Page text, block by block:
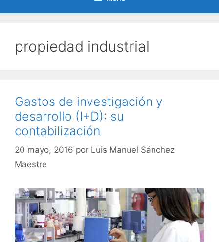
propiedad industrial
Gastos de investigación y
desarrollo (I+D): su
contabilización
20 mayo, 2016 por Luis Manuel Sánchez
Maestre